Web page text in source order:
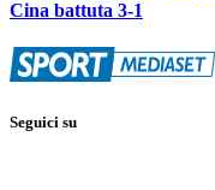
Cina battuta 3-1
Seguici su